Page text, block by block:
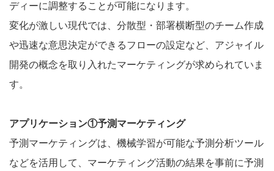
ディーに調整することが可能になります。
変化が激しい現代では、分散型・部署横断型のチーム作成
や迅速な意思決定ができるフローの設定など、アジャイル
開発の概念を取り入れたマーケティングが求められていま
す。
アプリケーション①予測マーケティング
予測マーケティングは、機械学習が可能な予測分析ツール
などを活用して、マーケティング活動の結果を事前に予測